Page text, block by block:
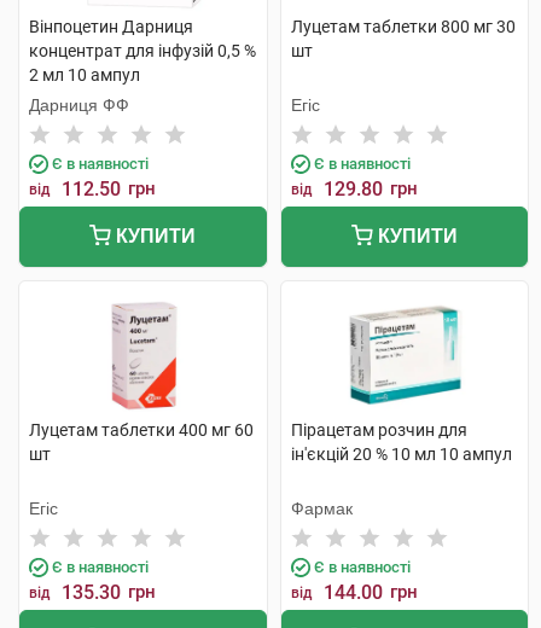
Вінпоцетин Дарниця
концентрат для інфузій 0,5 %
2 мл 10 ампул
Дарниця ФФ
Є в наявності
від 112.50 грн
КУПИТИ
Луцетам таблетки 800 мг 30
шт
Егіс
Є в наявності
від 129.80 грн
КУПИТИ
Луцетам таблетки 400 мг 60
шт
Егіс
Є в наявності
від 135.30 грн
Пірацетам розчин для
ін'єкцій 20 % 10 мл 10 ампул
Фармак
Є в наявності
від 144.00 грн